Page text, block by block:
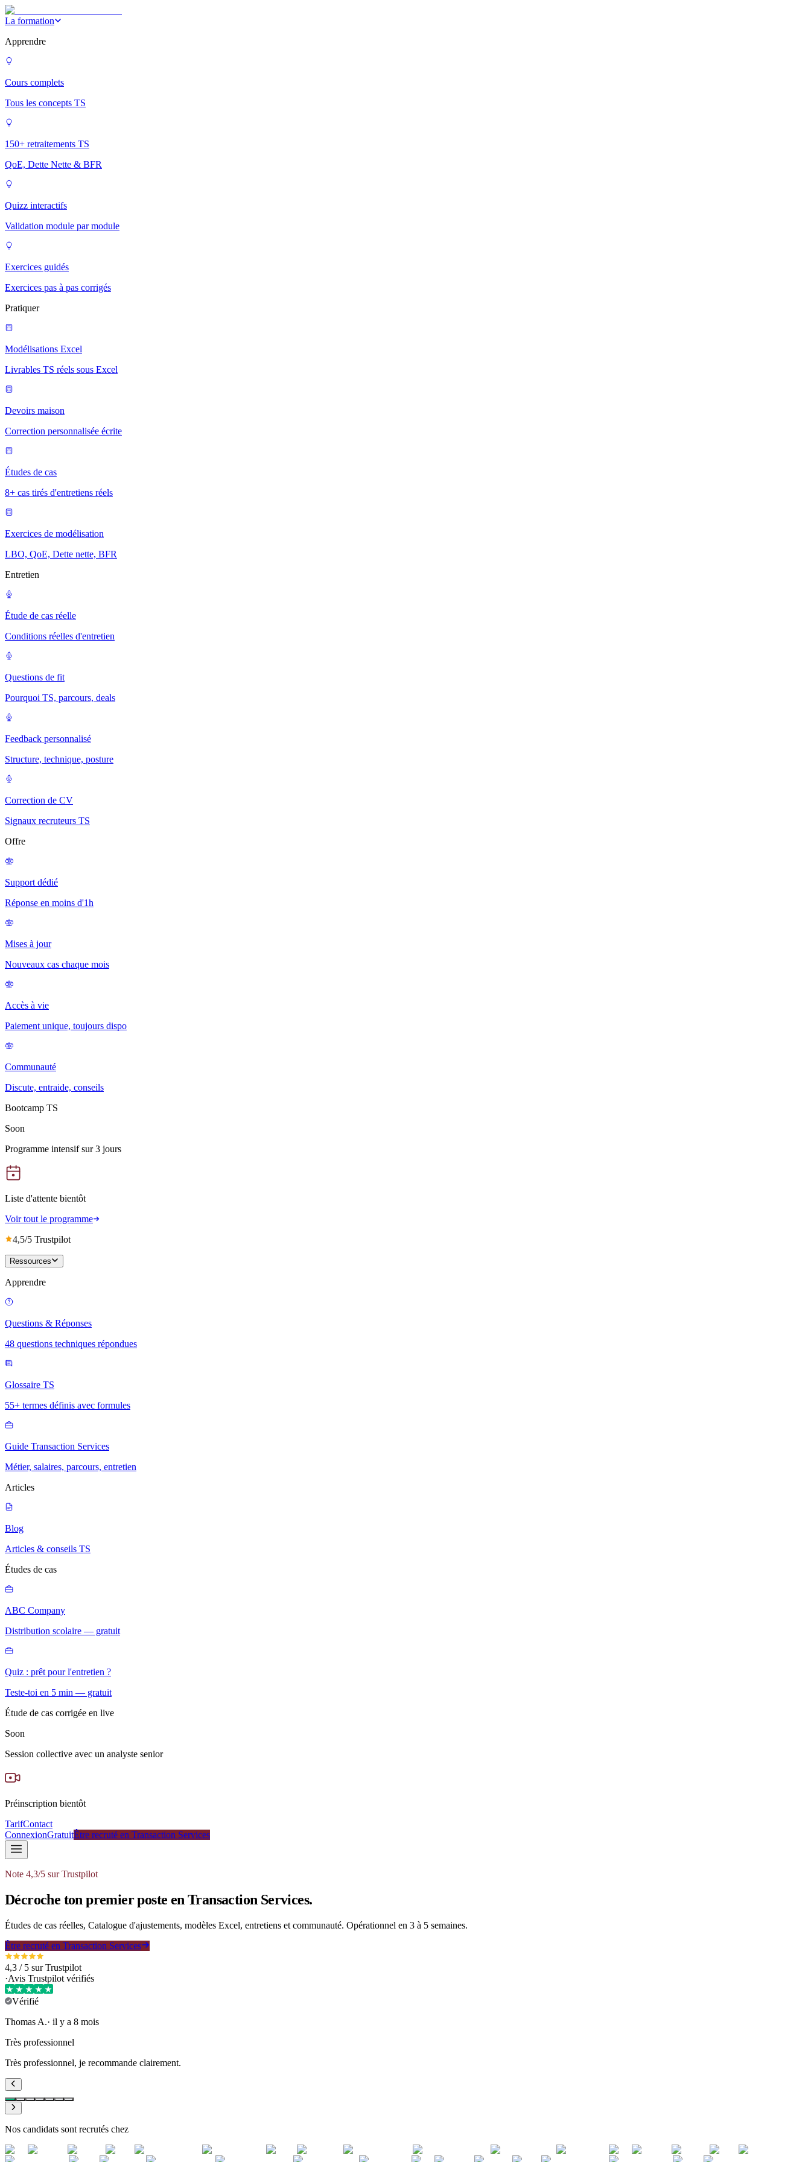
La formation
Apprendre
Cours complets
Tous les concepts TS
150+ retraitements TS
QoE, Dette Nette & BFR
Quizz interactifs
Validation module par module
Exercices guidés
Exercices pas à pas corrigés
Pratiquer
Modélisations Excel
Livrables TS réels sous Excel
Devoirs maison
Correction personnalisée écrite
Études de cas
8+ cas tirés d'entretiens réels
Exercices de modélisation
LBO, QoE, Dette nette, BFR
Entretien
Étude de cas réelle
Conditions réelles d'entretien
Questions de fit
Pourquoi TS, parcours, deals
Feedback personnalisé
Structure, technique, posture
Correction de CV
Signaux recruteurs TS
Offre
Support dédié
Réponse en moins d'1h
Mises à jour
Nouveaux cas chaque mois
Accès à vie
Paiement unique, toujours dispo
Communauté
Discute, entraide, conseils
Bootcamp TS
Soon
Programme intensif sur 3 jours
Liste d'attente bientôt
Voir tout le programme
4,5/5 Trustpilot
Ressources
Apprendre
Questions & Réponses
48 questions techniques répondues
Glossaire TS
55+ termes définis avec formules
Guide Transaction Services
Métier, salaires, parcours, entretien
Articles
Blog
Articles & conseils TS
Études de cas
ABC Company
Distribution scolaire — gratuit
Quiz : prêt pour l'entretien ?
Teste-toi en 5 min — gratuit
Étude de cas corrigée en live
Soon
Session collective avec un analyste senior
Préinscription bientôt
TarifContact
ConnexionGratuitÊtre recruté en Transaction Services
Note 4,3/5 sur Trustpilot
Décroche ton premier poste en Transaction Services.
Études de cas réelles, Catalogue d'ajustements, modèles Excel, entretiens et communauté. Opérationnel en 3 à 5 semaines.
Être recruté en Transaction Services
4,3 / 5 sur Trustpilot
·Avis Trustpilot vérifiés
Vérifié
Thomas A.· il y a 8 mois
Très professionnel
Très professionnel, je recommande clairement.
Nos candidats sont recrutés chez